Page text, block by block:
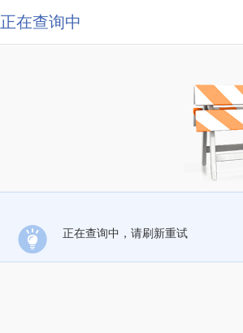
正在查询中
正在查询中，请刷新重试